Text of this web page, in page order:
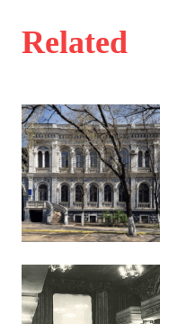
Related